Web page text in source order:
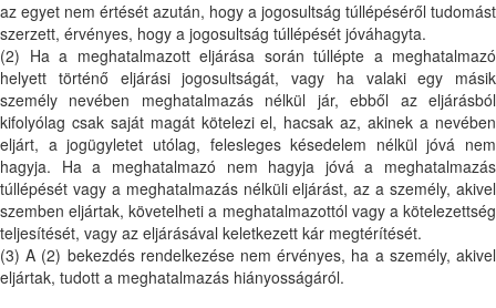
az egyet nem értését azután, hogy a jogosultság túllépéséről tudomást
szerzett, érvényes, hogy a jogosultság túllépését jóváhagyta.
(2) Ha a meghatalmazott eljárása során túllépte a meghatalmazó
helyett történő eljárási jogosultságát, vagy ha valaki egy másik
személy nevében meghatalmazás nélkül jár, ebből az eljárásból
kifolyólag csak saját magát kötelezi el, hacsak az, akinek a nevében
eljárt, a jogügyletet utólag, felesleges késedelem nélkül jóvá nem
hagyja. Ha a meghatalmazó nem hagyja jóvá a meghatalmazás
túllépését vagy a meghatalmazás nélküli eljárást, az a személy, akivel
szemben eljártak, követelheti a meghatalmazottól vagy a kötelezettség
teljesítését, vagy az eljárásával keletkezett kár megtérítését.
(3) A (2) bekezdés rendelkezése nem érvényes, ha a személy, akivel
eljártak, tudott a meghatalmazás hiányosságáról.